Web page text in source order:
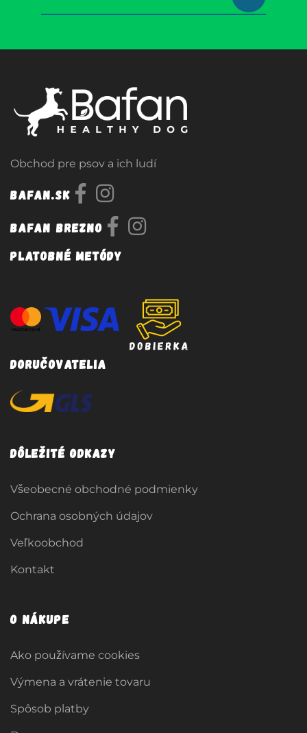
Obchod pre psov a ich ludí
Bafan.sk
Bafan Brezno
Platobné metódy
Doručovatelia
Dôležité odkazy
Všeobecné obchodné podmienky
Ochrana osobných údajov
Veľkoobchod
Kontakt
O nákupe
Ako používame cookies
Výmena a vrátenie tovaru
Spôsob platby